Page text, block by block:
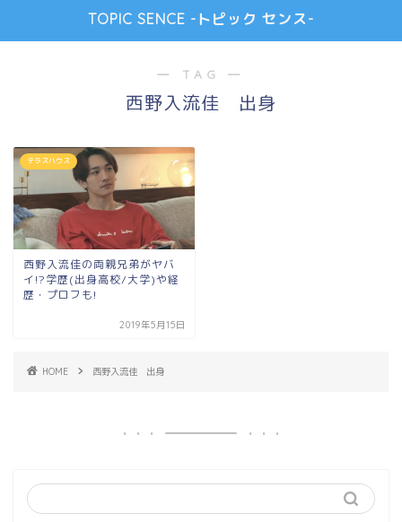
TOPIC SENCE -トピック センス-
― TAG ―
西野入流佳 出身
テラスハウス
西野入流佳の両親兄弟がヤバ
イ!?学歴(出身高校/大学)や経
歴・プロフも!
2019年5月15日
HOME 西野入流佳 出身